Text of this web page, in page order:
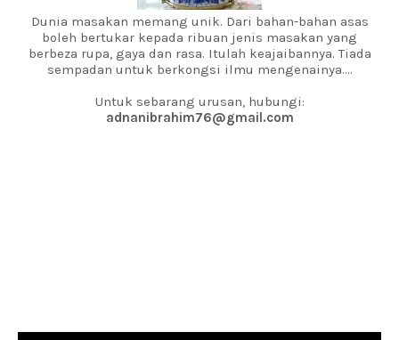
Dunia masakan memang unik. Dari bahan-bahan asas
boleh bertukar kepada ribuan jenis masakan yang
berbeza rupa, gaya dan rasa. Itulah keajaibannya. Tiada
sempadan untuk berkongsi ilmu mengenainya....
Untuk sebarang urusan, hubungi:
adnanibrahim76@gmail.com